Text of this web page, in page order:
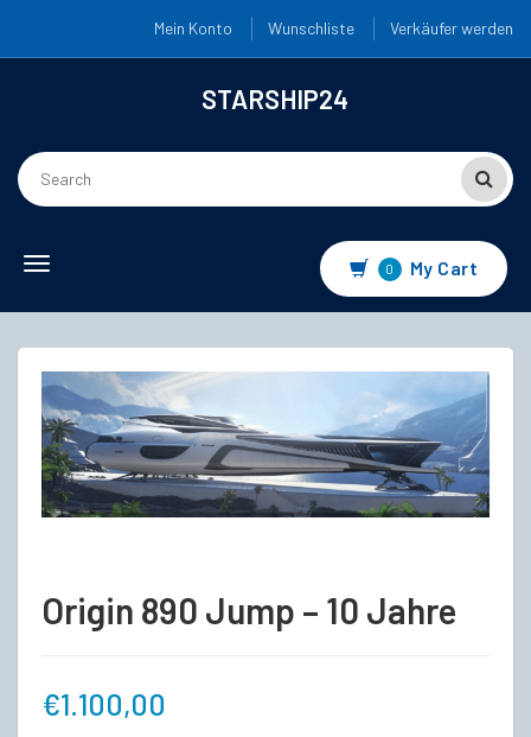
Mein Konto Wunschliste Verkäufer werden
STARSHIP24
Toggle
0 My Cart
Origin 890 Jump – 10 Jahre
€1.100,00